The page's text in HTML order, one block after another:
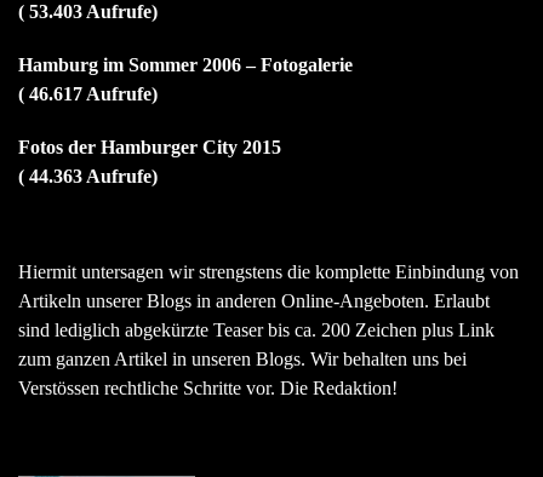
( 53.403 Aufrufe)
Hamburg im Sommer 2006 – Fotogalerie
( 46.617 Aufrufe)
Fotos der Hamburger City 2015
( 44.363 Aufrufe)
Hiermit untersagen wir strengstens die komplette Einbindung von
Artikeln unserer Blogs in anderen Online-Angeboten. Erlaubt
sind lediglich abgekürzte Teaser bis ca. 200 Zeichen plus Link
zum ganzen Artikel in unseren Blogs. Wir behalten uns bei
Verstössen rechtliche Schritte vor. Die Redaktion!